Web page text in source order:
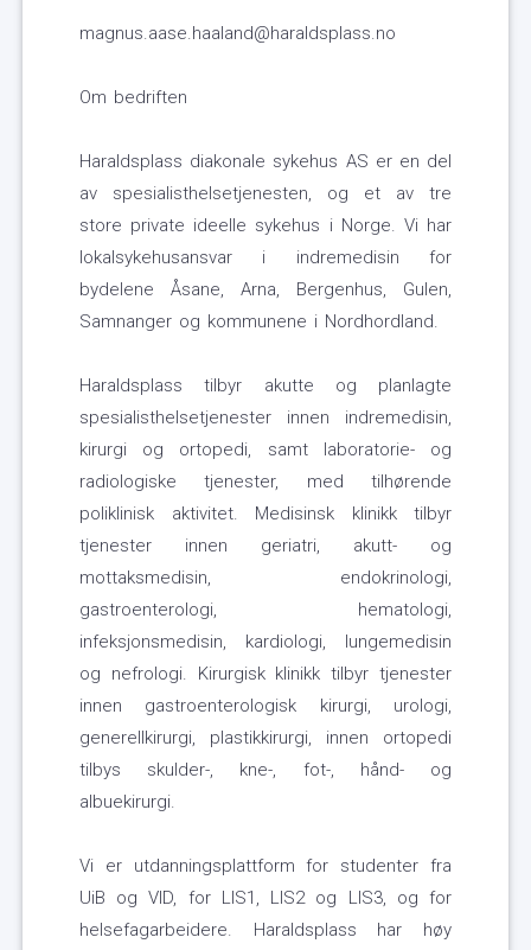
magnus.aase.haaland@haraldsplass.no
Om bedriften
Haraldsplass diakonale sykehus AS er en del
av spesialisthelsetjenesten, og et av tre
store private ideelle sykehus i Norge. Vi har
lokalsykehusansvar i indremedisin for
bydelene Åsane, Arna, Bergenhus, Gulen,
Samnanger og kommunene i Nordhordland.
Haraldsplass tilbyr akutte og planlagte
spesialisthelsetjenester innen indremedisin,
kirurgi og ortopedi, samt laboratorie- og
radiologiske tjenester, med tilhørende
poliklinisk aktivitet. Medisinsk klinikk tilbyr
tjenester innen geriatri, akutt- og
mottaksmedisin, endokrinologi,
gastroenterologi, hematologi,
infeksjonsmedisin, kardiologi, lungemedisin
og nefrologi. Kirurgisk klinikk tilbyr tjenester
innen gastroenterologisk kirurgi, urologi,
generellkirurgi, plastikkirurgi, innen ortopedi
tilbys skulder-, kne-, fot-, hånd- og
albuekirurgi.
Vi er utdanningsplattform for studenter fra
UiB og VID, for LIS1, LIS2 og LIS3, og for
helsefagarbeidere. Haraldsplass har høy